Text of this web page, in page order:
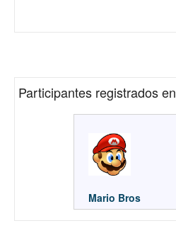
Participantes registrados en
Mario Bros